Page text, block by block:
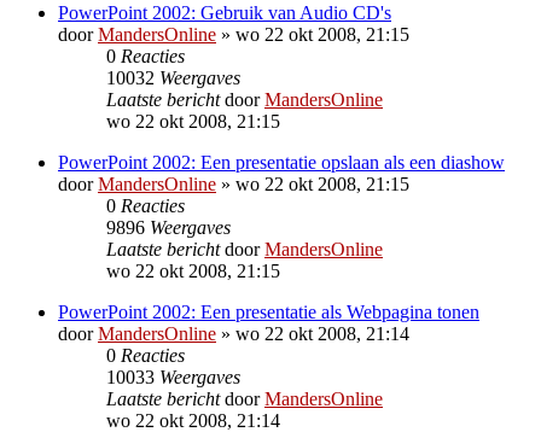
PowerPoint 2002: Gebruik van Audio CD's
doorMandersOnline » wo 22 okt 2008, 21:15
0 Reacties
10032 Weergaves
Laatste berichtdoorMandersOnline
wo 22 okt 2008, 21:15
PowerPoint 2002: Een presentatie opslaan als een diashow
doorMandersOnline » wo 22 okt 2008, 21:15
0 Reacties
9896 Weergaves
Laatste berichtdoorMandersOnline
wo 22 okt 2008, 21:15
PowerPoint 2002: Een presentatie als Webpagina tonen
doorMandersOnline » wo 22 okt 2008, 21:14
0 Reacties
10033 Weergaves
Laatste berichtdoorMandersOnline
wo 22 okt 2008, 21:14